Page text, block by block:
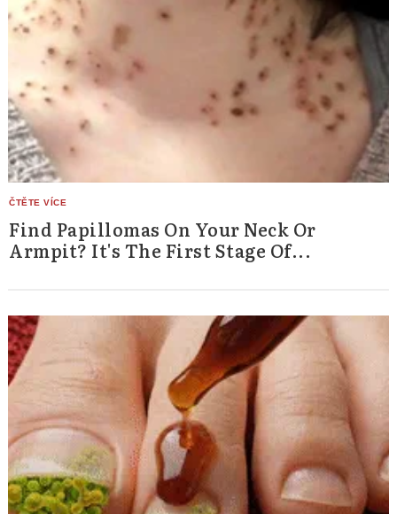
Find Papillomas On Your Neck Or
Armpit? It's The First Stage Of...
Search